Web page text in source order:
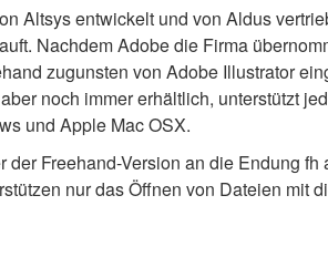
Altsys entwickelt und von Aldus
Nachdem Adobe die Firma
zugunsten von Adobe Illustrator
noch immer erhältlich, unterstützt
und Apple Mac OSX.
Freehand-Version an die Endung fh
nur das Öffnen von Dateien mit